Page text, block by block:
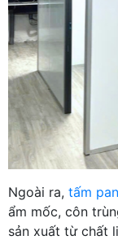
Ngoài ra, tấm
ẩm mốc, côn
sản xuất từ chất